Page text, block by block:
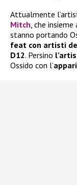
Attualmente
Mitch, che
stanno portando
feat con artisti
D12. Persino
Ossido con l’